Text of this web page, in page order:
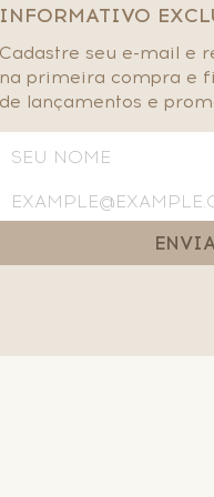
INFORMATIVO
Cadastre seu e-mail e
na primeira compra e
de lançamentos e